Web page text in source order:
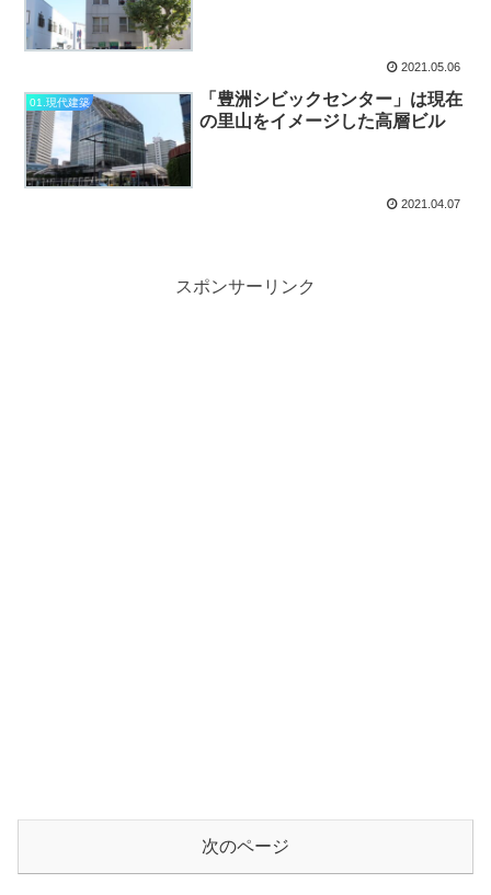
2021.05.06
01.現代建築
「豊洲シビックセンター」は現在
の里山をイメージした高層ビル
2021.04.07
スポンサーリンク
次のページ